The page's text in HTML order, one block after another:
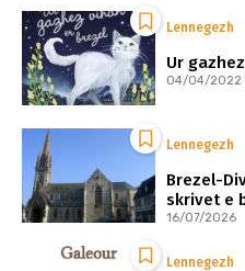
Lennegezh
Ur
04/04/2022
Lennegezh
Brezel-
skrivet e
16/07/2026
Lennegezh